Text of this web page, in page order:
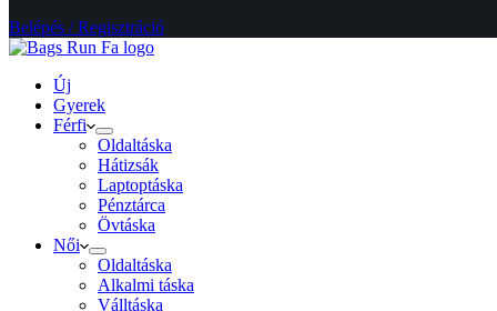
Belépés / Regisztráció
Új
Gyerek
Férfi
Oldaltáska
Hátizsák
Laptoptáska
Pénztárca
Övtáska
Női
Oldaltáska
Alkalmi táska
Válltáska